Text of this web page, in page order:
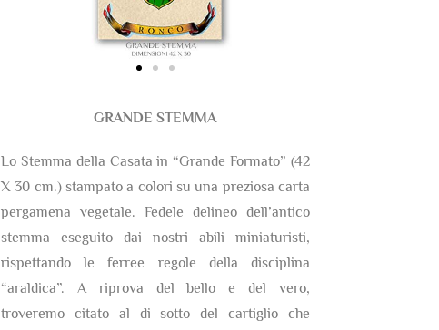
GRANDE STEMMA
Lo Stemma della Casata in “Grande Formato” (42
X 30 cm.) stampato a colori su una preziosa carta
pergamena vegetale. Fedele delineo dell’antico
stemma eseguito dai nostri abili miniaturisti,
rispettando le ferree regole della disciplina
“araldica”. A riprova del bello e del vero,
troveremo citato al di sotto del cartiglio che